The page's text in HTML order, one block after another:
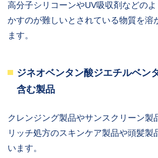
高分子シリコーンやUV吸収剤などの
かすのが難しいとされている物質を溶
ます。
ジネオベンタン酸ジエチルベン
含む製品
クレンジング製品やサンスクリーン製
リッチ処方のスキンケア製品や頭髪製
います。